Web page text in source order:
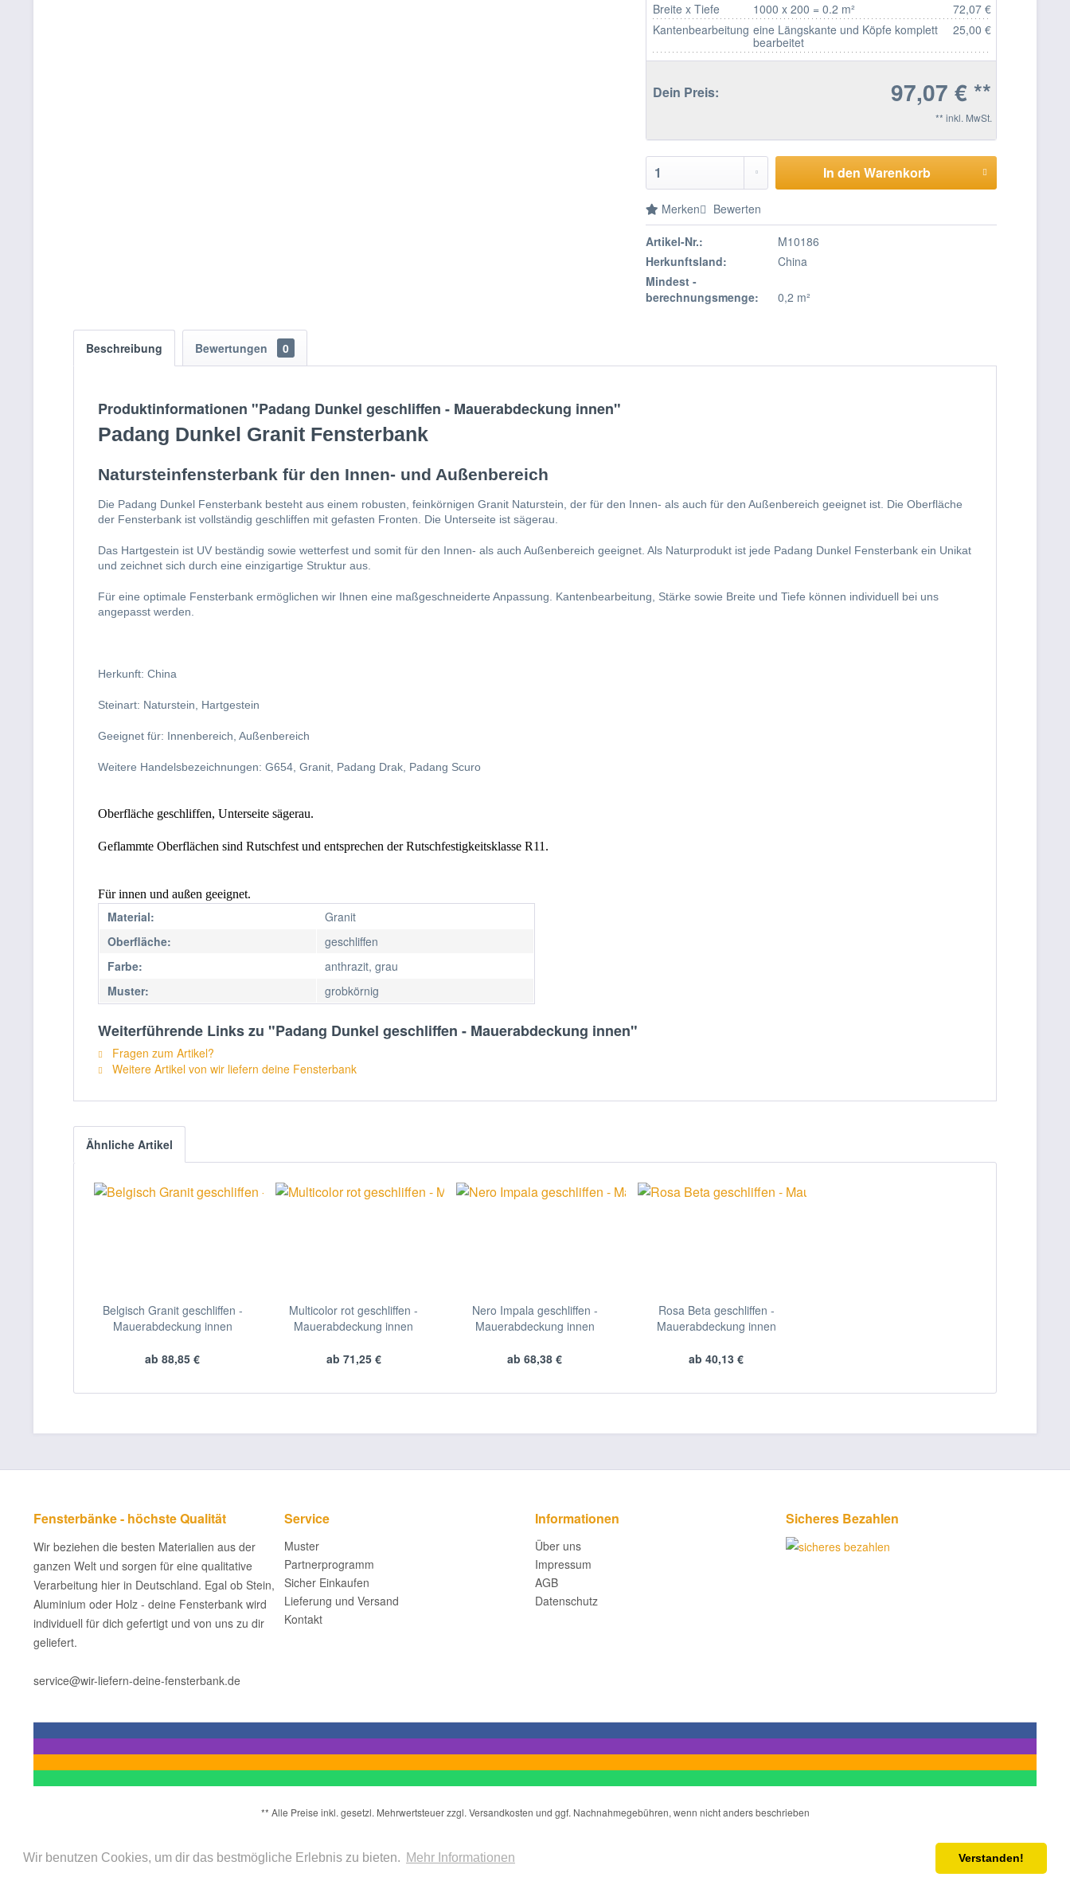
Wir benutzen Cookies, um dir das bestmögliche Erlebnis zu bieten. Mehr Informationen Verstanden!
Breite x Tiefe
1000 x 200 = 0.2 m²
72,07 €
Kantenbearbeitung eine Längskante und Köpfe komplett
bearbeitet
25,00 €
Dein Preis: 97,07 € **
** inkl. MwSt.
In den Warenkorb
Merken Bewerten
Artikel-Nr.:
M10186
Herkunftsland:
China
Mindest -
berechnungsmenge:
0,2 m²
Beschreibung Bewertungen 0
Produktinformationen "Padang Dunkel geschliffen - Mauerabdeckung innen"
Padang Dunkel Granit Fensterbank
Natursteinfensterbank für den Innen- und Außenbereich
Die Padang Dunkel Fensterbank besteht aus einem robusten, feinkörnigen Granit Naturstein, der für den Innen- als auch für den Außenbereich geeignet ist. Die Oberfläche
der Fensterbank ist vollständig geschliffen mit gefasten Fronten. Die Unterseite ist sägerau.
Das Hartgestein ist UV beständig sowie wetterfest und somit für den Innen- als auch Außenbereich geeignet. Als Naturprodukt ist jede Padang Dunkel Fensterbank ein Unikat
und zeichnet sich durch eine einzigartige Struktur aus.
Für eine optimale Fensterbank ermöglichen wir Ihnen eine maßgeschneiderte Anpassung. Kantenbearbeitung, Stärke sowie Breite und Tiefe können individuell bei uns
angepasst werden.
Herkunft: China
Steinart: Naturstein, Hartgestein
Geeignet für: Innenbereich, Außenbereich
Weitere Handelsbezeichnungen: G654, Granit, Padang Drak, Padang Scuro
Oberfläche geschliffen, Unterseite sägerau.
Geflammte Oberflächen sind Rutschfest und entsprechen der Rutschfestigkeitsklasse R11.
Für innen und außen geeignet.
Material:
Granit
Oberfläche:
geschliffen
Farbe:
anthrazit, grau
Muster:
grobkörnig
Weiterführende Links zu "Padang Dunkel geschliffen - Mauerabdeckung innen"
Fragen zum Artikel?
Weitere Artikel von wir liefern deine Fensterbank
Ähnliche Artikel
Belgisch Granit geschliffen -
Mauerabdeckung innen
ab 88,85 €
Multicolor rot geschliffen -
Mauerabdeckung innen
ab 71,25 €
Nero Impala geschliffen -
Mauerabdeckung innen
ab 68,38 €
Rosa Beta geschliffen -
Mauerabdeckung innen
ab 40,13 €
Fensterbänke - höchste Qualität
Wir beziehen die besten Materialien aus der
ganzen Welt und sorgen für eine qualitative
Verarbeitung hier in Deutschland. Egal ob Stein,
Aluminium oder Holz - deine Fensterbank wird
individuell für dich gefertigt und von uns zu dir
geliefert.
service@wir-liefern-deine-fensterbank.de
Service
Muster
Partnerprogramm
Sicher Einkaufen
Lieferung und Versand
Kontakt
Informationen
Über uns
Impressum
AGB
Datenschutz
Sicheres Bezahlen
** Alle Preise inkl. gesetzl. Mehrwertsteuer zzgl. Versandkosten und ggf. Nachnahmegebühren, wenn nicht anders beschrieben